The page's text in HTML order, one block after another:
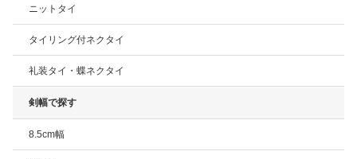
ニットタイ
タイリング付ネクタイ
礼装タイ・蝶ネクタイ
剣幅で探す
8.5cm幅